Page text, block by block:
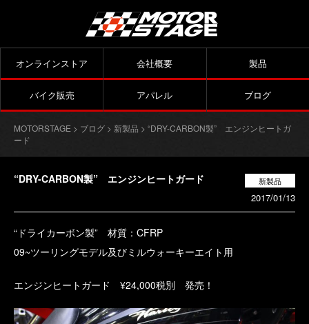
オンラインストア 会社概要 製品
バイク販売 アパレル ブログ
MOTORSTAGE > ブログ > 新製品 > “DRY-CARBON製” エンジンヒートガ
ード
“DRY-CARBON製” エンジンヒートガード 新製品
2017/01/13
“ドライカーボン製” 材質：CFRP
09~ツーリングモデル及びミルウォーキーエイト用
エンジンヒートガード ¥24,000税別 発売！